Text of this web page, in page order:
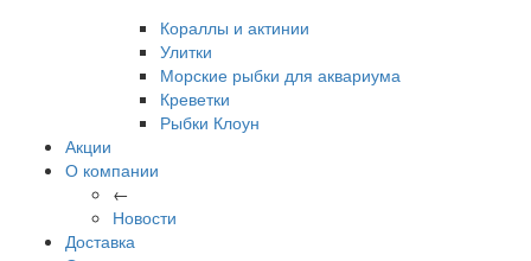
Кораллы и актинии
Улитки
Морские рыбки для аквариума
Креветки
Рыбки Клоун
Акции
О компании
←
Новости
Доставка